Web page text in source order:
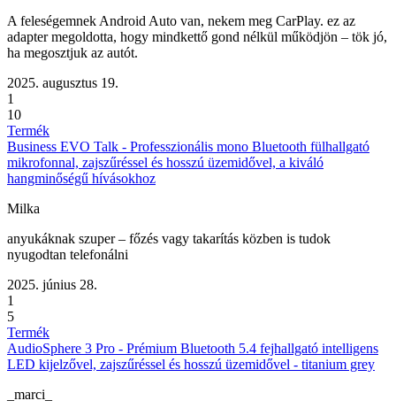
A feleségemnek Android Auto van, nekem meg CarPlay. ez az
adapter megoldotta, hogy mindkettő gond nélkül működjön – tök jó,
ha megosztjuk az autót.
2025. augusztus 19.
1
10
Termék
Business EVO Talk - Professzionális mono Bluetooth fülhallgató
mikrofonnal, zajszűréssel és hosszú üzemidővel, a kiváló
hangminőségű hívásokhoz
Milka
anyukáknak szuper – főzés vagy takarítás közben is tudok
nyugodtan telefonálni
2025. június 28.
1
5
Termék
AudioSphere 3 Pro - Prémium Bluetooth 5.4 fejhallgató intelligens
LED kijelzővel, zajszűréssel és hosszú üzemidővel - titanium grey
_marci_